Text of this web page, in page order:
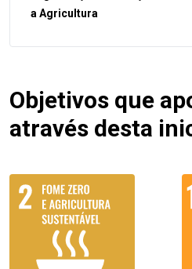
a Agricultura
Objetivos que
através desta